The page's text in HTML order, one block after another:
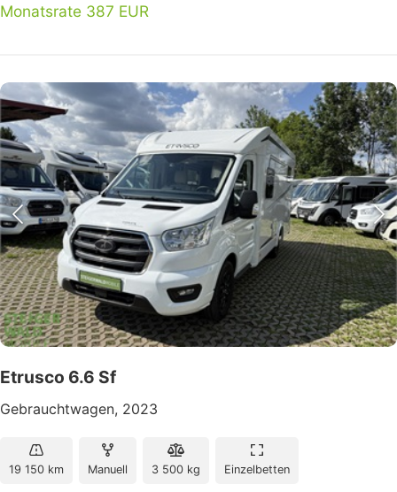
Monatsrate 387 EUR
Etrusco 6.6 Sf
Gebrauchtwagen, 2023
19 150 km Manuell 3 500 kg Einzelbetten